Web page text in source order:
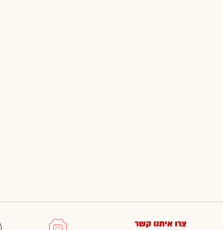
צרו איתנו קשר